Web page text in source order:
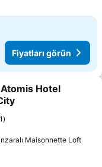
Fiyatları görün
ekle
Hotel
Maisonnette Loft